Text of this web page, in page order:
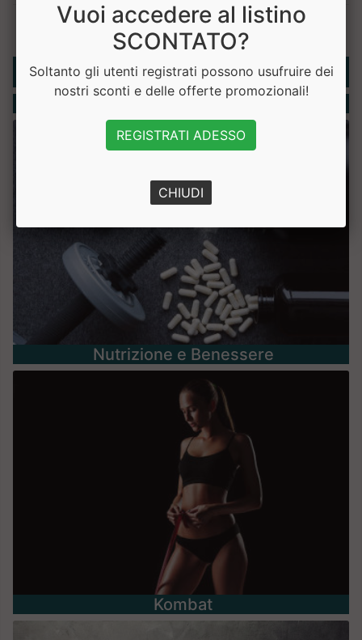
Rubriche
Nutrizione e Benessere
Kombat
Vuoi accedere al listino
SCONTATO?
Soltanto gli utenti registrati possono usufruire dei
nostri sconti e delle offerte promozionali!
REGISTRATI ADESSO
CHIUDI